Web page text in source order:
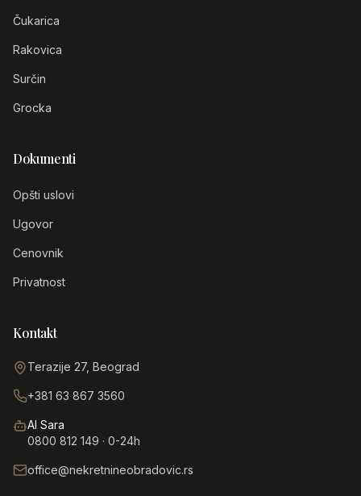
Čukarica
Rakovica
Surčin
Grocka
Dokumenti
Opšti uslovi
Ugovor
Cenovnik
Privatnost
Kontakt
Terazije 27, Beograd
+381 63 867 3560
AI Sara
0800 812 149 · 0-24h
office@nekretnineobradovic.rs